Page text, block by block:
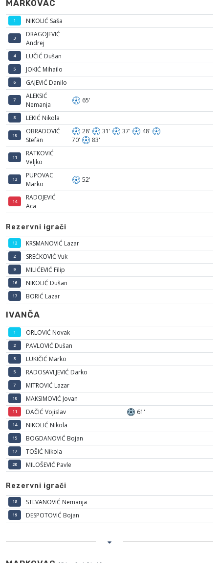
MARKOVAC
1 NIKOLIĆ Saša
3
DRAGOJEVIĆ
Andrej
4 LUČIĆ Dušan
5 JOKIĆ Mihailo
6 GAJEVIĆ Danilo
7
ALEKSIĆ
Nemanja
65'
8 LEKIĆ Nikola
10
OBRADOVIĆ
Stefan
28' 31' 37'
48'
70'
83'
11
RATKOVIĆ
Veljko
13
PUPOVAC
Marko
52'
14
RADOJEVIĆ
Aca
Rezervni igrači
12 KRSMANOVIĆ Lazar
2 SREĆKOVIĆ Vuk
9 MILIĆEVIĆ Filip
16 NIKOLIĆ Dušan
17 BORIĆ Lazar
IVANČA
1 ORLOVIĆ Novak
2 PAVLOVIĆ Dušan
3 LUKIČIĆ Marko
5 RADOSAVLJEVIĆ Darko
7 MITROVIĆ Lazar
10 MAKSIMOVIĆ Jovan
11 DAČIĆ Vojislav 61'
14 NIKOLIĆ Nikola
15 BOGDANOVIĆ Bojan
17 TOŠIĆ Nikola
20 MILOŠEVIĆ Pavle
Rezervni igrači
18 STEVANOVIĆ Nemanja
19 DESPOTOVIĆ Bojan